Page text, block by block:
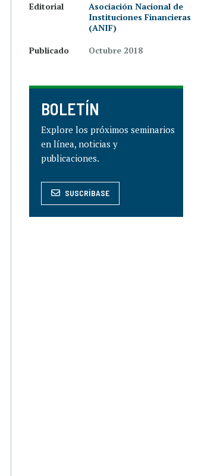
Editorial
Asociación Nacional de
Instituciones Financieras
(ANIF)
Publicado
Octubre 2018
BOLETÍN
Explore los próximos seminarios
en línea, noticias y
publicaciones.
SUSCRÍBASE